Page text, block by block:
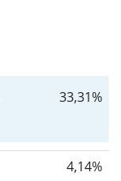
33,31%
4,14%